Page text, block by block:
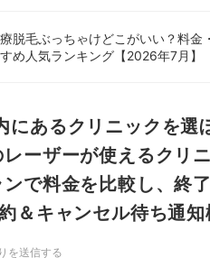
脱毛ぶっちゃけどこがいい？料
め人気ランキング【2026年7月】
にあるクリニックを選
ーザーが使えるクリ
で料金を比較し、終
＆キャンセル待ち通
を送信する